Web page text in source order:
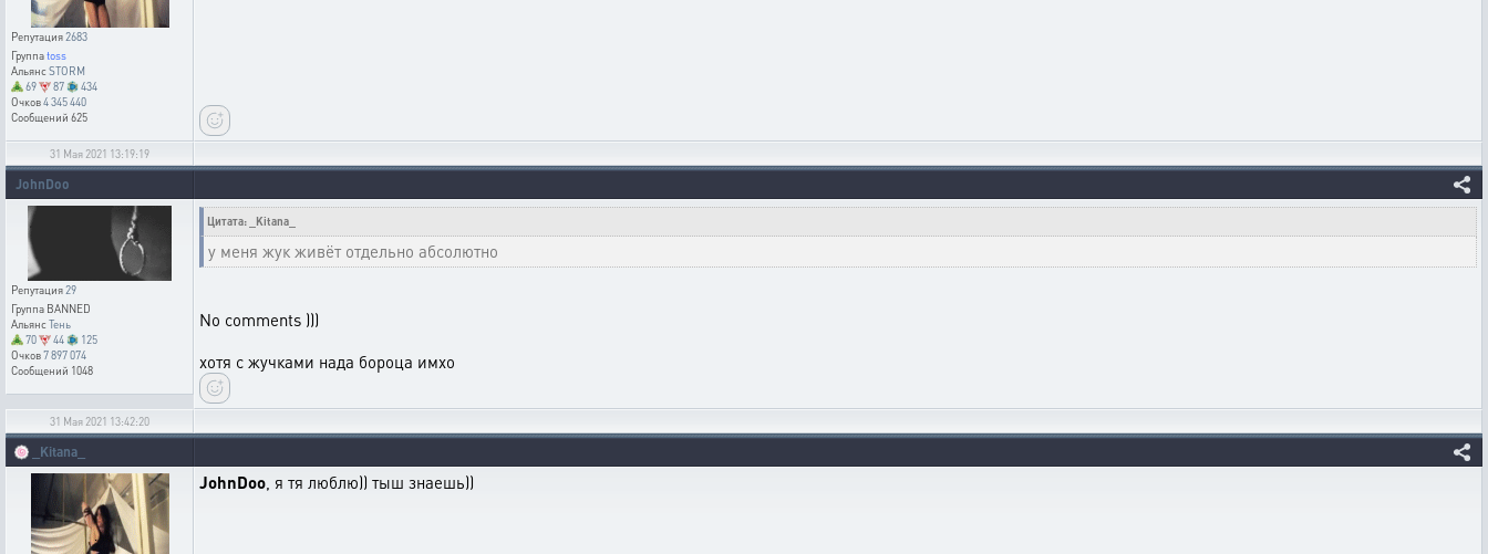
Репутация2683
Группаtoss
АльянсSTORM
69
87
434
Очков4 345 440
Сообщений 625
31 Мая 2021 13:19:19
JohnDoo
Репутация29
Группа BANNED
АльянсТень
70
44
125
Очков7 897 074
Сообщений 1048
Цитата: _Kitana_
у меня жук живёт отдельно абсолютно
No comments )))
хотя с жучками нада бороца имхо
31 Мая 2021 13:42:20
🍥 _Kitana_
JohnDoo, я тя люблю)) тыш знаешь))